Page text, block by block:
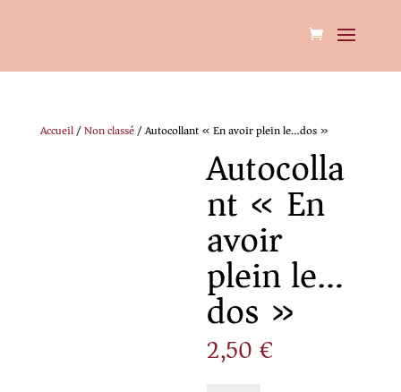
Accueil/Non classé/ Autocollant « En avoir plein le…dos »
Autocolla
nt « En
avoir
plein le…
dos »
2,50 €